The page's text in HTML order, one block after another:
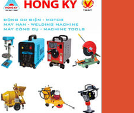
Máy hàn que Hồng
ký Jet SR200R
Giá:2350000VND
Giá:2770000 VND
» Máy khoan rút lõi cầm tay
chạy điện pin
» Hình thức thanh toán tại
Thiết Bị Plaza
» Máy ổn áp, máy biến áp
Fushin
» Các loại khí dùng cho máy
cắt kim loại Plasma